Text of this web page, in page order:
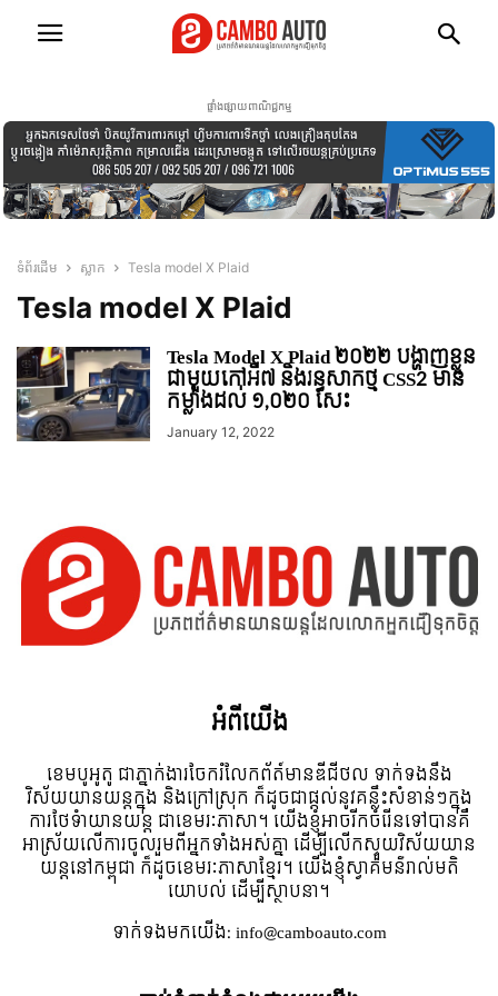
ផ្ទាំងផ្សាយពាណិជ្ជកម្ម
ទំព័រដើម ស្លាក Tesla model X Plaid
Tesla model X Plaid
Tesla Model X Plaid ២០២២ បង្ហាញខ្លួន
ជាមួយកៅអី៧ និងរន្ធសាកថ្ម CSS2 មាន
កម្លាំងដល់ ១,០២០ សេះ
January 12, 2022
អំពី​យើង
ខេមបូអូតូ ជាភ្នាក់ងារចែករំលែកព័ត៍មានឌីជីថល ទាក់ទងនឹង
វិស័យយានយន្តក្នុង និងក្រៅស្រុក ក៏ដូចជាផ្តល់នូវគន្លឹះសំខាន់ៗក្នុង
ការថែទំាយានយន្ត ជាខេមរៈភាសា។ យើងខ្ញុំអាចរីកចំរើនទៅបានគឺ
អាស្រ័យលើការចូលរួមពីអ្នកទាំងអស់គ្នា ដើម្បីលើកស្ទួយវិស័យយាន
យន្តនៅកម្ពុជា ក៏ដូចខេមរៈភាសាខ្មែរ។ យើងខ្ញុំស្វាគមន៌រាល់មតិ
យោបល់ ដើម្បីស្ថាបនា។
ទាក់ទង​មក​យើង:info@camboauto.com